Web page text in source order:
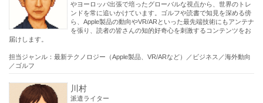
やヨーロッパ出張で培ったグローバルな視点から、世界のトレ
ンドを常に追いかけています。ゴルフや読書で知見を深める傍
ら、Apple製品の動向やVR/ARといった最先端技術にもアンテナ
を張り、読者の皆さんの知的好奇心を刺激するコンテンツをお
届けします。
担当ジャンル：最新テクノロジー（Apple製品、VR/ARなど）／ビジネス／海外動向
／ゴルフ
川村
派遣ライター